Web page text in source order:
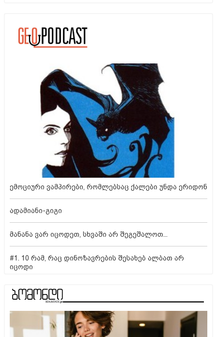
ემოციური ვამპირები, რომლებსაც ქალები უნდა ერიდონ
ადამიანი-გიგი
მანანა ვარ იცოდეთ, სხვაში არ შეგეშალოთ...
#1. 10 რამ, რაც დინოზავრების შესახებ ალბათ არ
იცოდი